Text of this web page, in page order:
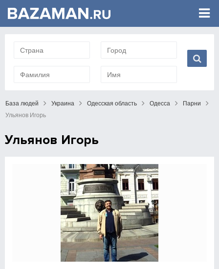
База людей Украина Одесская область Одесса
Парни
Ульянов Игорь
Ульянов Игорь